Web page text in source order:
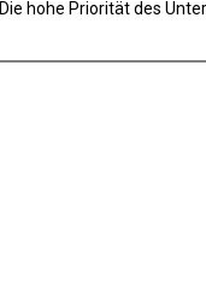
hohe Priorität des